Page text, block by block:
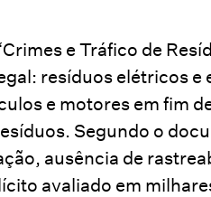
e Tráfico de
resíduos elétricos
e motores em fim
Segundo o
ausência de
avaliado em